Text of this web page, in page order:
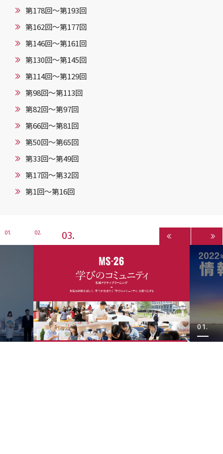
第178回～第193回
第162回～第177回
第146回〜第161回
第130回〜第145回
第114回〜第129回
第98回〜第113回
第82回〜第97回
第66回〜第81回
第50回〜第65回
第33回〜第49回
第17回〜第32回
第1回〜第16回
1 2 3